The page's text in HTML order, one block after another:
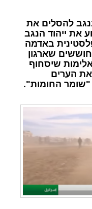
להסלים את
את ייהוד הנגב
באדמה
שארגון
שיסחוף
הערים
החומות".